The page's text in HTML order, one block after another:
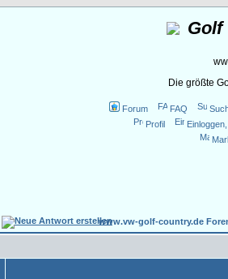
Golf
Die größte
Forum FAQ
Profil
www.vw-golf-country.de